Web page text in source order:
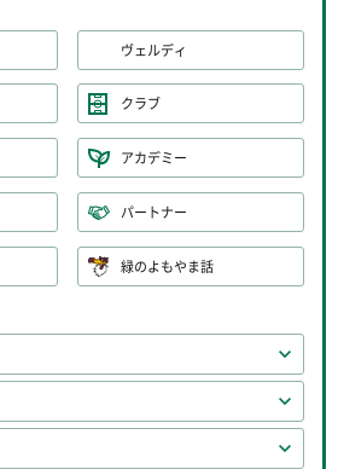
ヴェルディ
クラブ
アカデミー
パートナー
緑のよもやま話